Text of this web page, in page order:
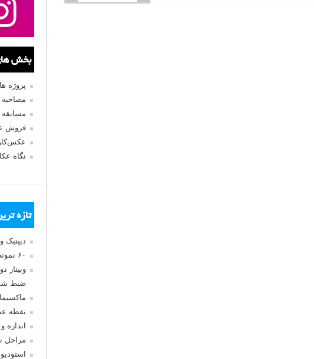
بخش
پروژه
مصاحبه
فروش
نگاه
تازه
۶۰ نمونه عکس سبک ماکسیمالیسم
وبینار
ضبط
نقطه
مراحل